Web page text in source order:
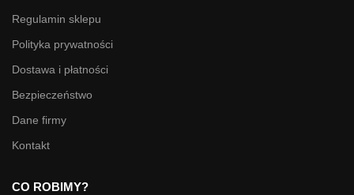
Regulamin sklepu
Polityka prywatności
Dostawa i płatności
Bezpieczeństwo
Dane firmy
Kontakt
CO ROBIMY?